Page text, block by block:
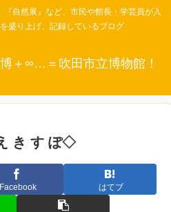
『自然展』など、市民や館長・学芸員が入
盛り上げ、記録しているブログ
＋∞…＝吹田市立博物館！
き す ぽ◇
Facebook はてブ